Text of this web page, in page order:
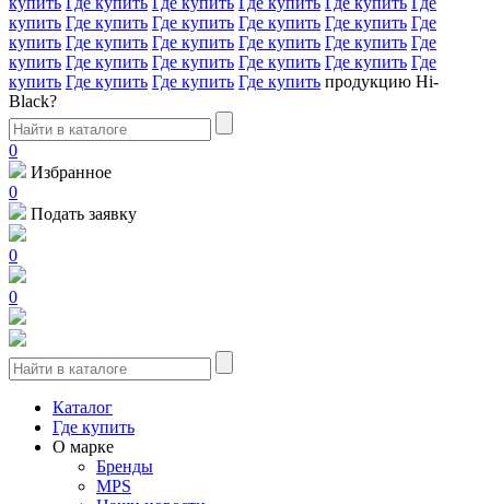
купить Где купить Где купить Где купить Где купить Где
купить Где купить Где купить Где купить Где купить Где
купить Где купить Где купить Где купить Где купить Где
купить Где купить Где купить Где купить продукцию Hi-
Black?
0
Избранное
0
Подать заявку
0
0
Каталог
Где купить
О марке
Бренды
MPS